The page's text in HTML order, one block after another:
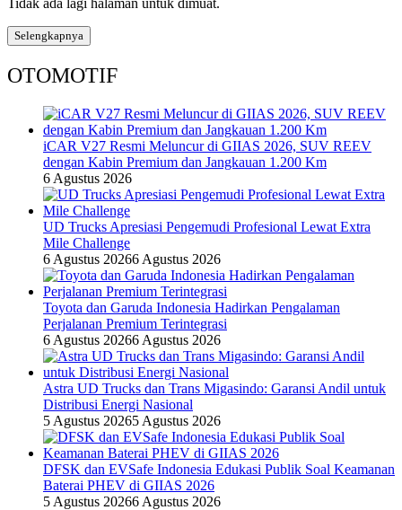
Selengkapnya
OTOMOTIF
iCAR V27 Resmi Meluncur di GIIAS 2026, SUV REEV
dengan Kabin Premium dan Jangkauan 1.200 Km
6 Agustus 2026
UD Trucks Apresiasi Pengemudi Profesional Lewat Extra
Mile Challenge
6 Agustus 20266 Agustus 2026
Toyota dan Garuda Indonesia Hadirkan Pengalaman
Perjalanan Premium Terintegrasi
6 Agustus 20266 Agustus 2026
Astra UD Trucks dan Trans Migasindo: Garansi Andil untuk
Distribusi Energi Nasional
5 Agustus 20265 Agustus 2026
DFSK dan EVSafe Indonesia Edukasi Publik Soal Keamanan
Baterai PHEV di GIIAS 2026
5 Agustus 20266 Agustus 2026